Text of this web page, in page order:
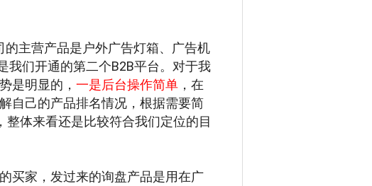
的主营产品是户外广告灯箱、广告机
我们开通的第二个B2B平台。对于我
是明显的， 一是后台操作简单 ，在
自己的产品排名情况，根据需要简
，整体来看还是比较符合我们定位的目
买家，发过来的询盘产品是用在广